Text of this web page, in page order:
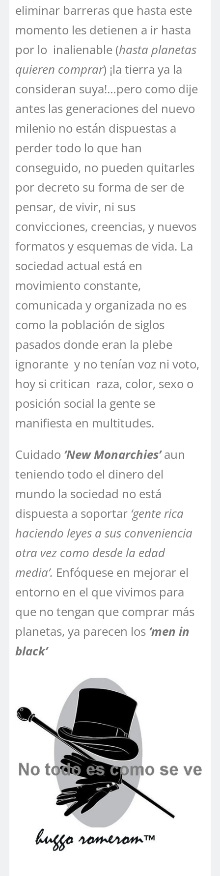
eliminar barreras que hasta este
momento les detienen a ir hasta
por lo inalienable (hasta planetas
quieren comprar) ¡la tierra ya la
consideran suya!…pero como dije
antes las generaciones del nuevo
milenio no están dispuestas a
perder todo lo que han
conseguido, no pueden quitarles
por decreto su forma de ser de
pensar, de vivir, ni sus
convicciones, creencias, y nuevos
formatos y esquemas de vida. La
sociedad actual está en
movimiento constante,
comunicada y organizada no es
como la población de siglos
pasados donde eran la plebe
ignorante y no tenían voz ni voto,
hoy si critican raza, color, sexo o
posición social la gente se
manifiesta en multitudes.
Cuidado ‘New Monarchies’aun
teniendo todo el dinero del
mundo la sociedad no está
dispuesta a soportar ‘gente rica
haciendo leyes a sus conveniencia
otra vez como desde la edad
media’. Enfóquese en mejorar el
entorno en el que vivimos para
que no tengan que comprar más
planetas, ya parecen los ‘men in
black’